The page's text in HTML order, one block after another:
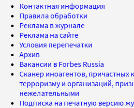
Контактная информация
Правила обработки
Реклама в журнале
Реклама на сайте
Условия перепечатки
Архив
Вакансии в Forbes Russia
Сканер иноагентов, причастных
терроризму и организаций,
нежелательными
Подписка на печатную версию